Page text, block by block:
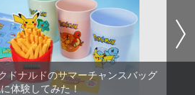
ドナルドのサマーチャンスバッグ
体験してみた！